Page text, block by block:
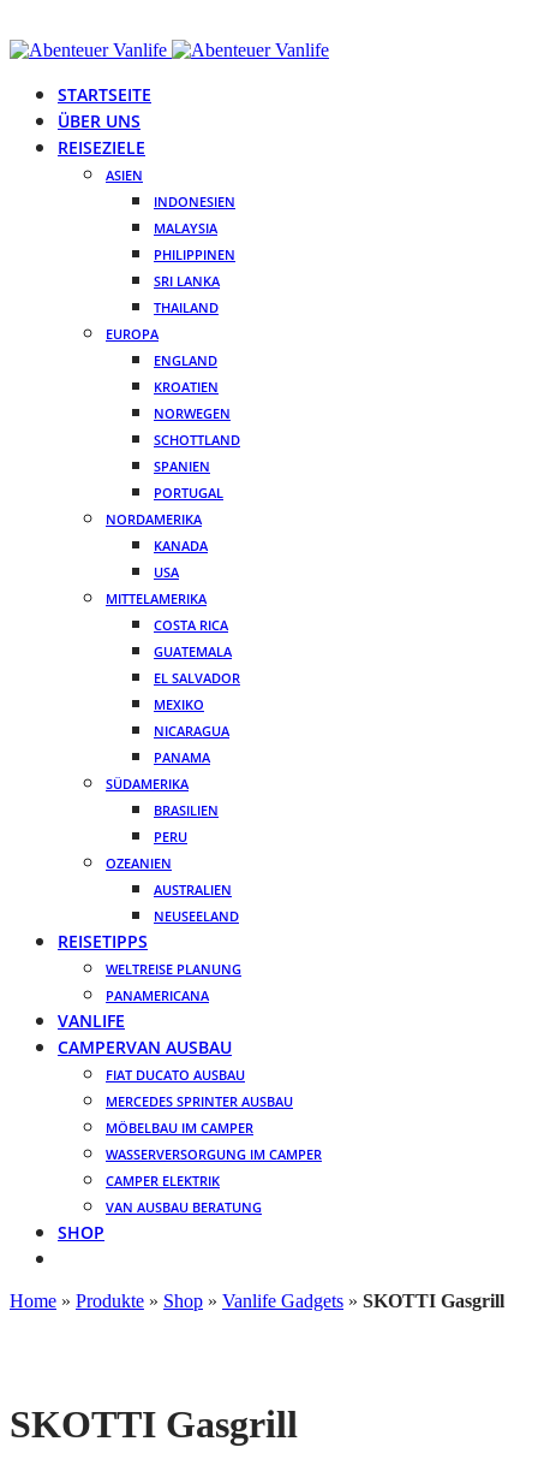
STARTSEITE
ÜBER UNS
REISEZIELE
ASIEN
INDONESIEN
MALAYSIA
PHILIPPINEN
SRI LANKA
THAILAND
EUROPA
ENGLAND
KROATIEN
NORWEGEN
SCHOTTLAND
SPANIEN
PORTUGAL
NORDAMERIKA
KANADA
USA
MITTELAMERIKA
COSTA RICA
GUATEMALA
EL SALVADOR
MEXIKO
NICARAGUA
PANAMA
SÜDAMERIKA
BRASILIEN
PERU
OZEANIEN
AUSTRALIEN
NEUSEELAND
REISETIPPS
WELTREISE PLANUNG
PANAMERICANA
VANLIFE
CAMPERVAN AUSBAU
FIAT DUCATO AUSBAU
MERCEDES SPRINTER AUSBAU
MÖBELBAU IM CAMPER
WASSERVERSORGUNG IM CAMPER
CAMPER ELEKTRIK
VAN AUSBAU BERATUNG
SHOP
Home » Produkte » Shop » Vanlife Gadgets » SKOTTI Gasgrill
SKOTTI Gasgrill